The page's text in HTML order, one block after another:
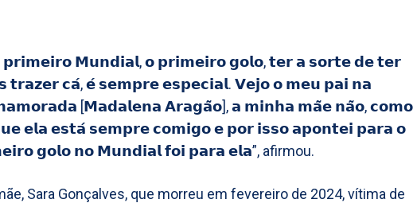
𝗠𝘂𝗻𝗱𝗶𝗮𝗹, 𝗼 𝗽𝗿𝗶𝗺𝗲𝗶𝗿𝗼 𝗴𝗼𝗹𝗼, 𝘁𝗲𝗿 𝗮 𝘀𝗼𝗿𝘁𝗲 𝗱𝗲 𝘁𝗲𝗿
𝘁𝗿𝗮𝘇𝗲𝗿 𝗰𝗮́, 𝗲́ 𝘀𝗲𝗺𝗽𝗿𝗲 𝗲𝘀𝗽𝗲𝗰𝗶𝗮𝗹. 𝗩𝗲𝗷𝗼 𝗼 𝗺𝗲𝘂 𝗽𝗮𝗶 𝗻𝗮
[𝗠𝗮𝗱𝗮𝗹𝗲𝗻𝗮 𝗔𝗿𝗮𝗴𝗮̃𝗼], 𝗮 𝗺𝗶𝗻𝗵𝗮 𝗺𝗮̃𝗲 𝗻𝗮̃𝗼, 𝗰𝗼𝗺𝗼
𝗲𝗹𝗮 𝗲𝘀𝘁𝗮́ 𝘀𝗲𝗺𝗽𝗿𝗲 𝗰𝗼𝗺𝗶𝗴𝗼 𝗲 𝗽𝗼𝗿 𝗶𝘀𝘀𝗼 𝗮𝗽𝗼𝗻𝘁𝗲𝗶 𝗽𝗮𝗿𝗮 𝗼
𝗴𝗼𝗹𝗼 𝗻𝗼 𝗠𝘂𝗻𝗱𝗶𝗮𝗹 𝗳𝗼𝗶 𝗽𝗮𝗿𝗮 𝗲𝗹𝗮”, afirmou.
Sara Gonçalves, que morreu em fevereiro de 2024, vítima de